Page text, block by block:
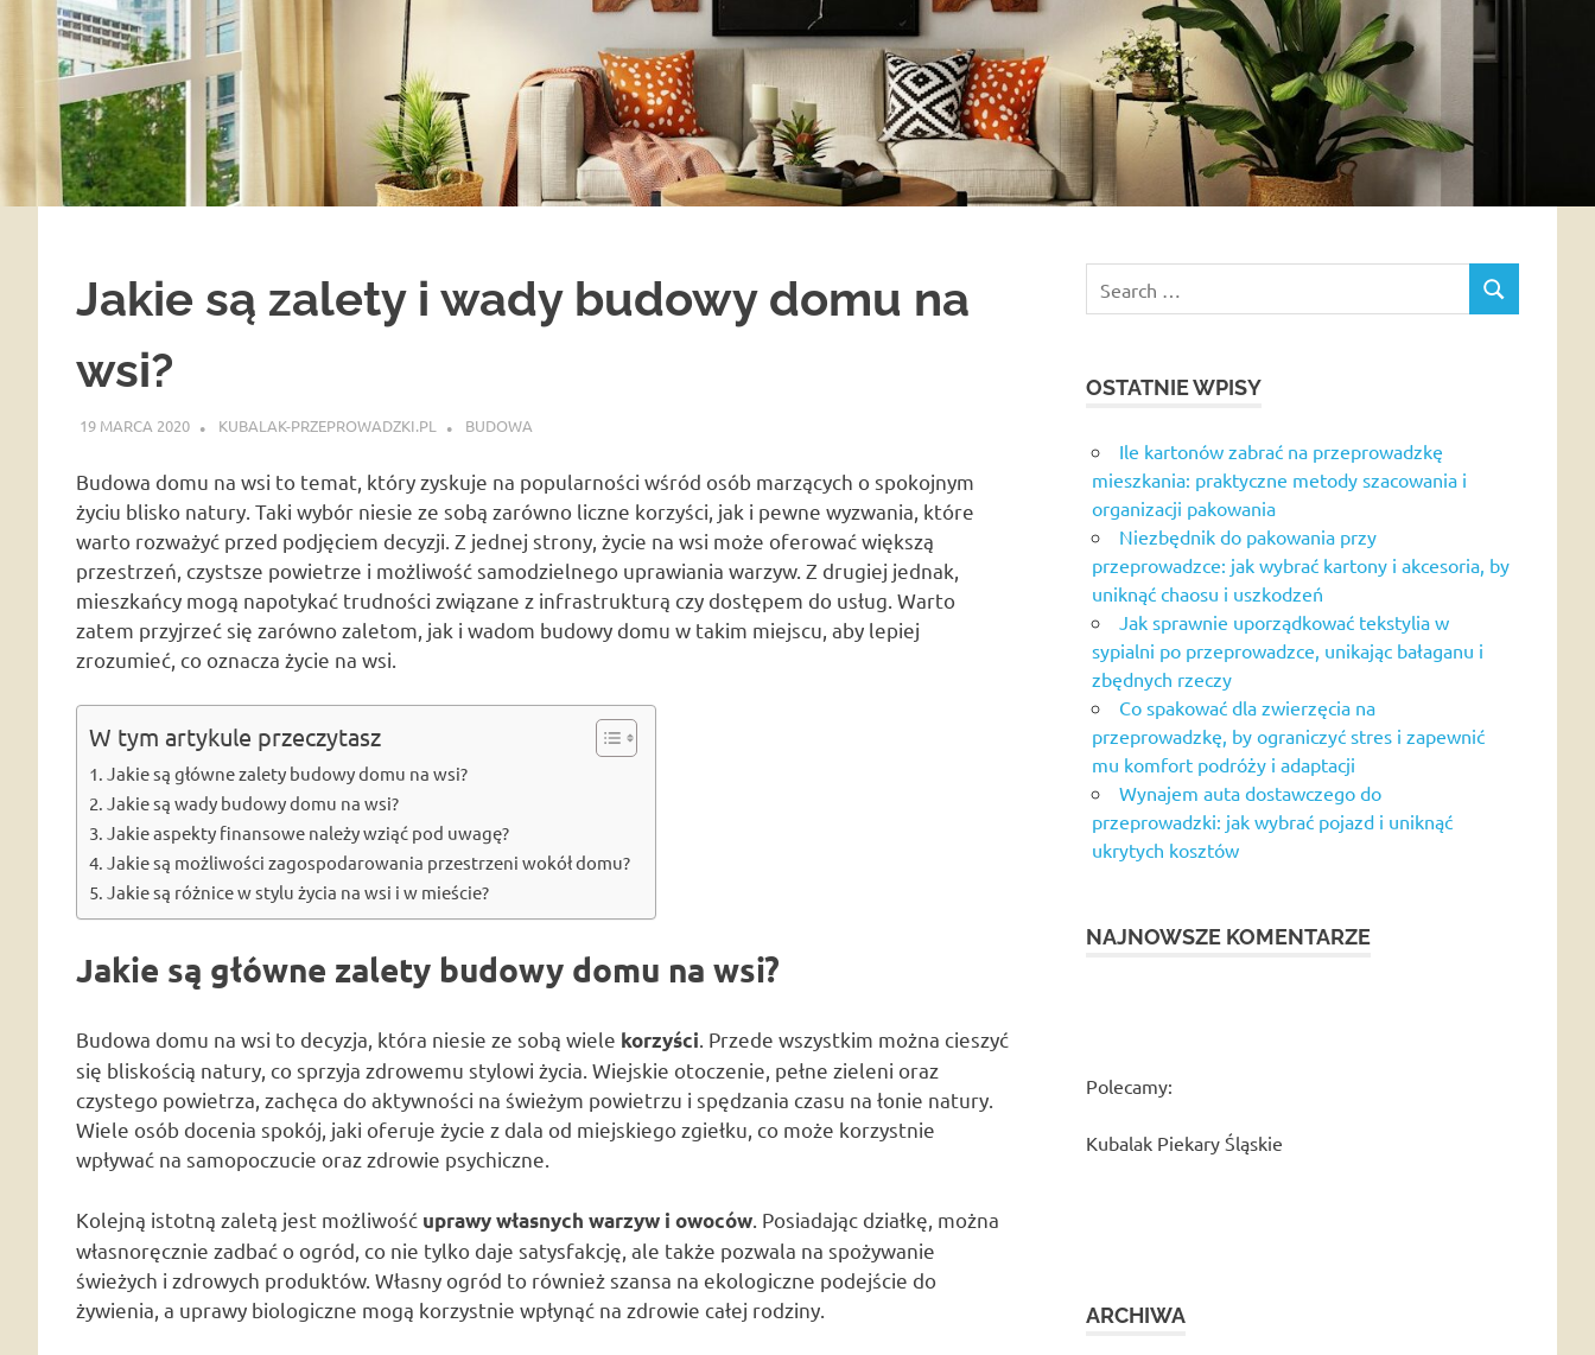
Jakie są zalety i wady budowy domu na
wsi?
19 MARCA 2020 KUBALAK-PRZEPROWADZKI.PL BUDOWA
Budowa domu na wsi to temat, który zyskuje na popularności wśród osób marzących o spokojnym
życiu blisko natury. Taki wybór niesie ze sobą zarówno liczne korzyści, jak i pewne wyzwania, które
warto rozważyć przed podjęciem decyzji. Z jednej strony, życie na wsi może oferować większą
przestrzeń, czystsze powietrze i możliwość samodzielnego uprawiania warzyw. Z drugiej jednak,
mieszkańcy mogą napotykać trudności związane z infrastrukturą czy dostępem do usług. Warto
zatem przyjrzeć się zarówno zaletom, jak i wadom budowy domu w takim miejscu, aby lepiej
zrozumieć, co oznacza życie na wsi.
W tym artykule przeczytasz
Jakie są główne zalety budowy domu na wsi?
Jakie są wady budowy domu na wsi?
Jakie aspekty finansowe należy wziąć pod uwagę?
Jakie są możliwości zagospodarowania przestrzeni wokół domu?
Jakie są różnice w stylu życia na wsi i w mieście?
Jakie są główne zalety budowy domu na wsi?
Budowa domu na wsi to decyzja, która niesie ze sobą wiele korzyści. Przede wszystkim można cieszyć
się bliskością natury, co sprzyja zdrowemu stylowi życia. Wiejskie otoczenie, pełne zieleni oraz
czystego powietrza, zachęca do aktywności na świeżym powietrzu i spędzania czasu na łonie natury.
Wiele osób docenia spokój, jaki oferuje życie z dala od miejskiego zgiełku, co może korzystnie
wpływać na samopoczucie oraz zdrowie psychiczne.
Kolejną istotną zaletą jest możliwość uprawy własnych warzyw i owoców . Posiadając działkę, można
własnoręcznie zadbać o ogród, co nie tylko daje satysfakcję, ale także pozwala na spożywanie
świeżych i zdrowych produktów. Własny ogród to również szansa na ekologiczne podejście do
żywienia, a uprawy biologiczne mogą korzystnie wpłynąć na zdrowie całej rodziny.
for:
SEARCH
OSTATNIE WPISY
Ile kartonów zabrać na przeprowadzkę
mieszkania: praktyczne metody szacowania i
organizacji pakowania
Niezbędnik do pakowania przy
przeprowadzce: jak wybrać kartony i akcesoria, by
uniknąć chaosu i uszkodzeń
Jak sprawnie uporządkować tekstylia w
sypialni po przeprowadzce, unikając bałaganu i
zbędnych rzeczy
Co spakować dla zwierzęcia na
przeprowadzkę, by ograniczyć stres i zapewnić
mu komfort podróży i adaptacji
Wynajem auta dostawczego do
przeprowadzki: jak wybrać pojazd i uniknąć
ukrytych kosztów
NAJNOWSZE KOMENTARZE
Polecamy:
Kubalak Piekary Śląskie
ARCHIWA